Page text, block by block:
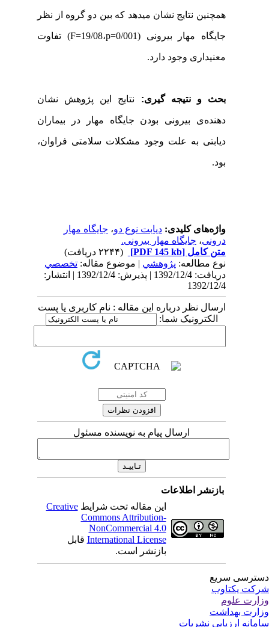
همچنین نتایج نشان می­دهد که بین دو گروه از نظر
جایگاه مهار بیرونی (F =19/08،p=0/001 ) تفاوت
معنی­داری وجود دارد.
بحث و نتیجه­ گیری: نتایج این پژوهش نشان
دهنده­­­­­­­­­­­­­­­­­­­­­­­­­­­­­­­­­­ی بیرونی بودن جایگاه مهار در بیماران
دیابتی به علت وجود مشکلات سلامتی فراوان،
بود.
واژه‌های کلیدی:دیابت نوع دو،جایگاه مهار
درونی،جایگاه مهار بیرونی.
متن کامل[PDF 145 kb]
نوع مطالعه:پژوهشي| موضوع مقاله:تخصصي
دریافت: 1392/12/4 | پذیرش: 1392/12/4 | انتشار:
1392/12/4
ارسال نظر درباره این مقاله : نام کاربری یا پست
الکترونیک شما:
ارسال پیام به نویسنده مسئول
بازنشر اطلاعات
این مقاله تحت شرایطCreative
Commons Attribution-
NonCommercial 4.0
International Licenseقابل
بازنشر است.
سریع
یکتاوب
علوم
بهداشت
ارزیابی نشریات